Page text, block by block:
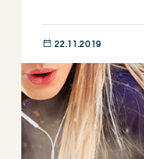
22.11.2019
DESCUBRIR AHORA